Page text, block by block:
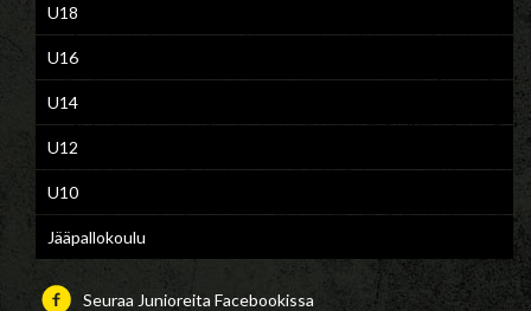
U18
U16
U14
U12
U10
Jääpallokoulu
Seuraa Junioreita Facebookissa